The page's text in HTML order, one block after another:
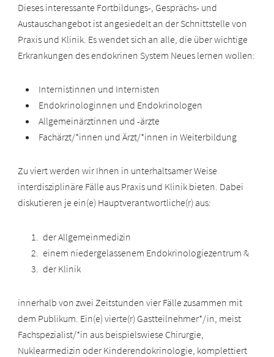
Dieses interessante Fortbildungs-, Gesprächs- und
Austauschangebot ist angesiedelt an der Schnittstelle von
Praxis und Klinik. Es wendet sich an alle, die über wichtige
Erkrankungen des endokrinen System Neues lernen wollen:
Internistinnen und Internisten
Endokrinologinnen und Endokrinologen
Allgemeinärztinnen und -ärzte
Fachärzt/*innen und Ärzt/*innen in Weiterbildung
Zu viert werden wir Ihnen in unterhaltsamer Weise
interdisziplinäre Fälle aus Praxis und Klinik bieten. Dabei
diskutieren je ein(e) Hauptverantwortliche(r) aus:
der Allgemeinmedizin
einem niedergelassenem Endokrinologiezentrum &
der Klinik
innerhalb von zwei Zeitstunden vier Fälle zusammen mit
dem Publikum. Ein(e) vierte(r) Gastteilnehmer*/in, meist
Fachspezialist/*in aus beispielswiese Chirurgie,
Nuklearmedizin oder Kinderendokrinologie, komplettiert